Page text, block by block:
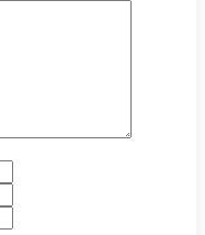
Mail-
Adresse